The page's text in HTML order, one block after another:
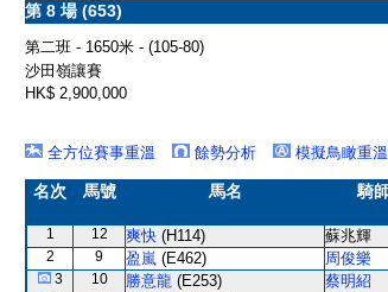
第 8 場 (653)
第二班 - 1650米 - (105-80)
沙田嶺讓賽
HK$ 2,900,000
全方位賽事重溫 餘勢分析 模擬鳥瞰重溫
名次 馬號 馬名 騎
1 12 爽快 (H114) 蘇兆輝
2
9 盈嵐 (E462) 周俊樂
3
10 勝意龍 (E253) 蔡明紹